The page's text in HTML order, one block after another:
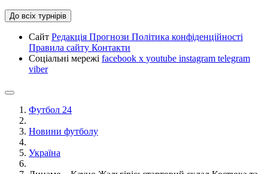
До всіх турнірів
Сайт Редакція Прогнози Політика конфіденційності
Правила сайту Контакти
Соціальні мережі facebook x youtube instagram telegram
viber
Футбол 24
Новини футболу
Україна